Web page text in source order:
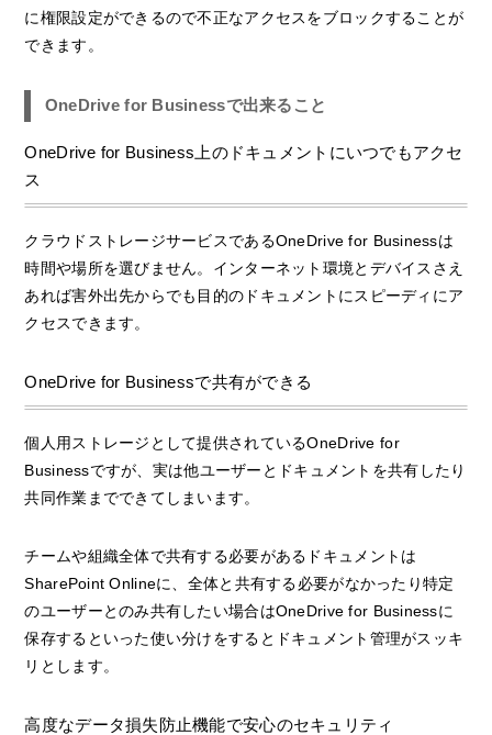
に権限設定ができるので不正なアクセスをブロックすることが
できます。
OneDrive for Businessで出来ること
OneDrive for Business上のドキュメントにいつでもアクセ
ス
クラウドストレージサービスであるOneDrive for Businessは
時間や場所を選びません。インターネット環境とデバイスさえ
あれば害外出先からでも目的のドキュメントにスピーディにア
クセスできます。
OneDrive for Businessで共有ができる
個人用ストレージとして提供されているOneDrive for
Businessですが、実は他ユーザーとドキュメントを共有したり
共同作業までできてしまいます。
チームや組織全体で共有する必要があるドキュメントは
SharePoint Onlineに、全体と共有する必要がなかったり特定
のユーザーとのみ共有したい場合はOneDrive for Businessに
保存するといった使い分けをするとドキュメント管理がスッキ
リとします。
高度なデータ損失防止機能で安心のセキュリティ